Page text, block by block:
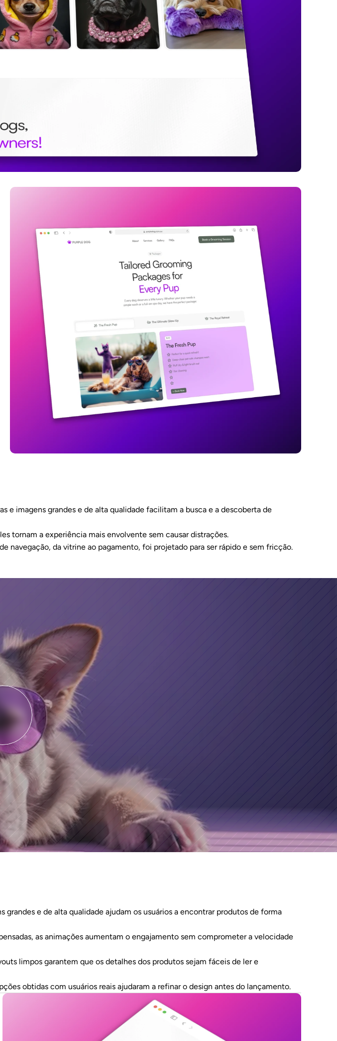
e imagens grandes e de alta qualidade facilitam a busca e a descoberta de
tornam a experiência mais envolvente sem causar distrações.
navegação, da vitrine ao pagamento, foi projetado para ser rápido e sem fricção.
grandes e de alta qualidade ajudam os usuários a encontrar produtos de forma
as animações aumentam o engajamento sem comprometer a velocidade
limpos garantem que os detalhes dos produtos sejam fáceis de ler e
obtidas com usuários reais ajudaram a refinar o design antes do lançamento.